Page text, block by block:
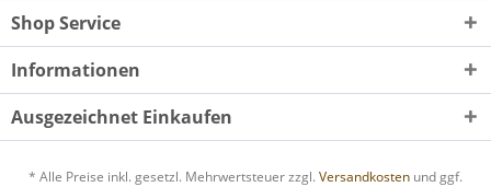
Shop Service
Informationen
Ausgezeichnet Einkaufen
* Alle Preise inkl. gesetzl. Mehrwertsteuer zzgl. Versandkosten und ggf.